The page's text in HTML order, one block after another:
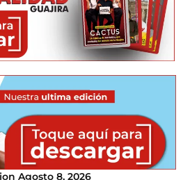
Agosto 8, 2026